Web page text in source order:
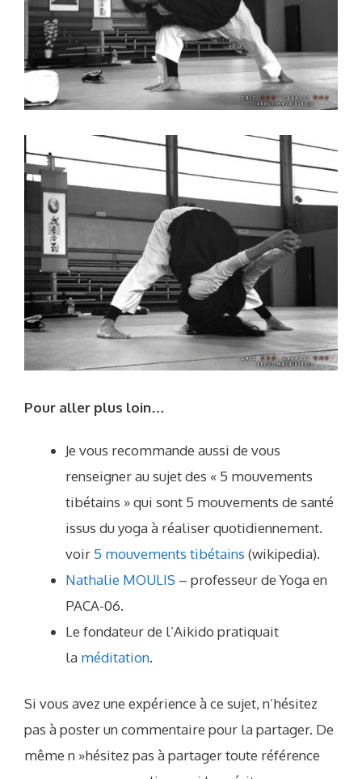
Pour aller plus loin…
Je vous recommande aussi de vous
renseigner au sujet des « 5 mouvements
tibétains » qui sont 5 mouvements de santé
issus du yoga à réaliser quotidiennement.
voir 5 mouvements tibétains (wikipedia).
Nathalie MOULIS – professeur de Yoga en
PACA-06.
Le fondateur de l’Aikido pratiquait
la méditation.
Si vous avez une expérience à ce sujet, n’hésitez
pas à poster un commentaire pour la partager. De
même n »hésitez pas à partager toute référence